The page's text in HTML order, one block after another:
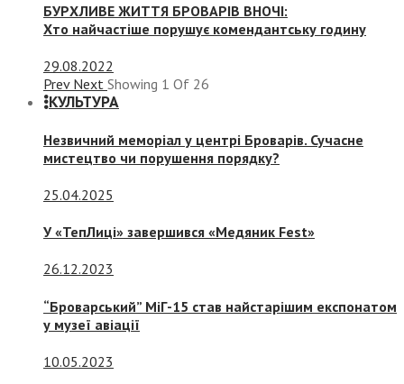
БУРХЛИВЕ ЖИТТЯ БРОВАРІВ ВНОЧІ:
Хто найчастіше порушує комендантську годину
29.08.2022
Prev Next Showing 1 Of 26
КУЛЬТУРА
Незвичний меморіал у центрі Броварів. Сучасне
мистецтво чи порушення порядку?
25.04.2025
У «ТепЛиці» завершився «Медяник Fest»
26.12.2023
“Броварський” МіГ-15 став найстарішим експонатом
у музеї авіації
10.05.2023